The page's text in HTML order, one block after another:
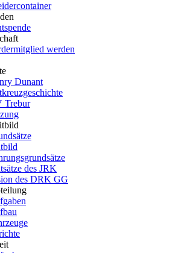
werden
Dunant
Trebur
des JRK
des DRK GG